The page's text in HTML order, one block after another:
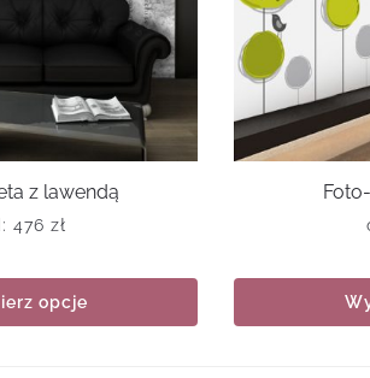
z lawendą
476 zł
opcje